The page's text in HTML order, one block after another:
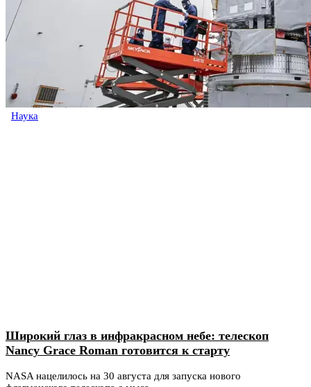
Наука
Широкий глаз в инфракрасном небе: телескоп
Nancy Grace Roman готовится к старту
NASA нацелилось на 30 августа для запуска нового